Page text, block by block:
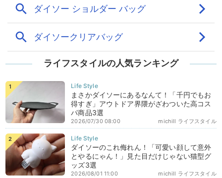
ライフスタイルの人気ランキング
まさかダイソーにあるなんて！「千円でもお
得すぎ」アウトドア界隈がざわついた高コス
パ商品3選
michill ライフスタイル
2026/07/30 08:00
ダイソーのこれ侮れん！「可愛い顔して意外
とやるにゃん！」見た目だけじゃない猫型グ
ッズ3選
michill ライフスタイル
2026/08/01 11:00